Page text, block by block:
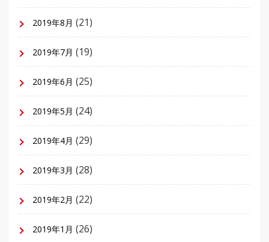
2019年8月 (21)
2019年7月 (19)
2019年6月 (25)
2019年5月 (24)
2019年4月 (29)
2019年3月 (28)
2019年2月 (22)
2019年1月 (26)